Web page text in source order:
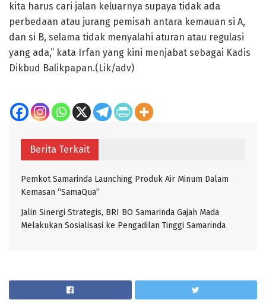
kita harus cari jalan keluarnya supaya tidak ada
perbedaan atau jurang pemisah antara kemauan si A,
dan si B, selama tidak menyalahi aturan atau regulasi
yang ada,” kata Irfan yang kini menjabat sebagai Kadis
Dikbud Balikpapan.(Lik/adv)
Berita Terkait
Pemkot Samarinda Launching Produk Air Minum Dalam
Kemasan “SamaQua”
Jalin Sinergi Strategis, BRI BO Samarinda Gajah Mada
Melakukan Sosialisasi ke Pengadilan Tinggi Samarinda